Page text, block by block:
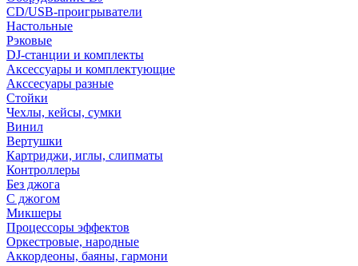
CD/USB-проигрыватели
Настольные
Рэковые
DJ-станции и комплекты
Аксессуары и комплектующие
Акссесуары разные
Стойки
Чехлы, кейсы, сумки
Винил
Вертушки
Картриджи, иглы, слипматы
Контроллеры
Без джога
С джогом
Микшеры
Процессоры эффектов
Оркестровые, народные
Аккордеоны, баяны, гармони